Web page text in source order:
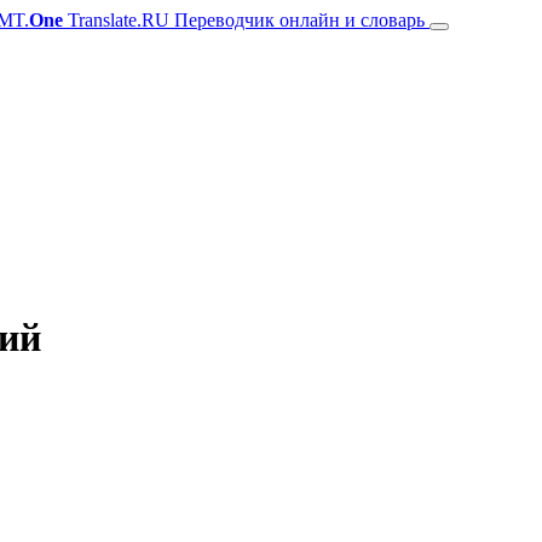
One Translate.RU Переводчик онлайн и словарь